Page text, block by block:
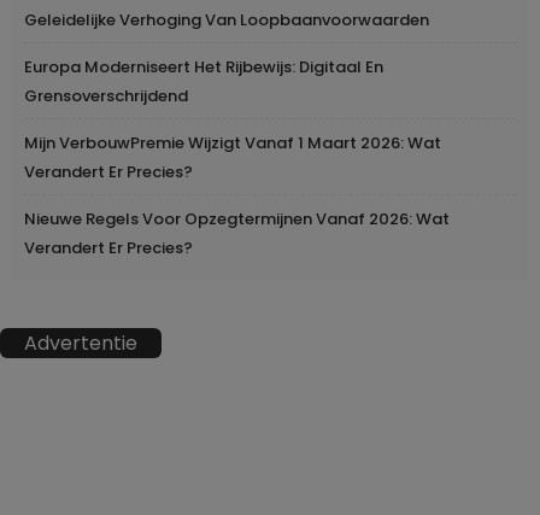
Geleidelijke Verhoging Van Loopbaanvoorwaarden
Europa Moderniseert Het Rijbewijs: Digitaal En
Grensoverschrijdend
Mijn VerbouwPremie Wijzigt Vanaf 1 Maart 2026: Wat
Verandert Er Precies?
Nieuwe Regels Voor Opzegtermijnen Vanaf 2026: Wat
Verandert Er Precies?
Advertentie